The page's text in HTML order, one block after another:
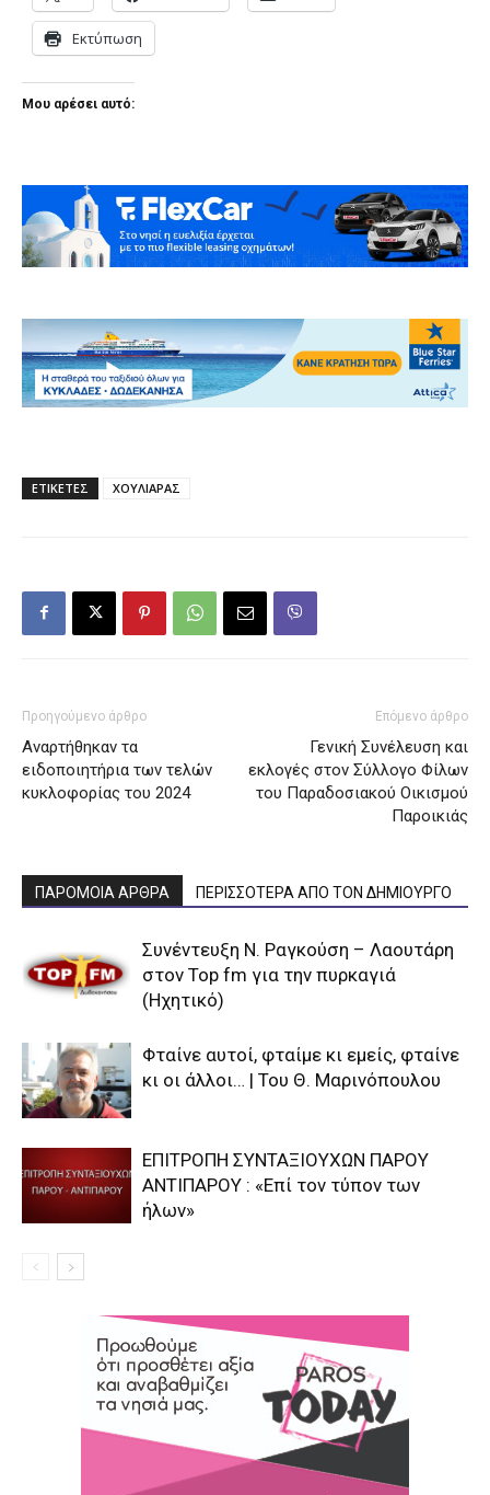
Εκτύπωση
Μου αρέσει αυτό:
ΕΤΙΚΕΤΕΣ ΧΟΥΛΙΑΡΑΣ
Προηγούμενο άρθρο
Αναρτήθηκαν τα
ειδοποιητήρια των τελών
κυκλοφορίας του 2024
Επόμενο άρθρο
Γενική Συνέλευση και
εκλογές στον Σύλλογο Φίλων
του Παραδοσιακού Οικισμού
Παροικιάς
ΠΑΡΟΜΟΙΑ ΑΡΘΡΑ ΠΕΡΙΣΣΟΤΕΡΑ ΑΠΟ ΤΟΝ ΔΗΜΙΟΥΡΓΟ
Συνέντευξη Ν. Ραγκούση – Λαουτάρη
στον Top fm για την πυρκαγιά
(Ηχητικό)
Φταίνε αυτοί, φταίμε κι εμείς, φταίνε
κι οι άλλοι… | Του Θ. Μαρινόπουλου
ΕΠΙΤΡΟΠΗ ΣΥΝΤΑΞΙΟΥΧΩΝ ΠΑΡΟΥ
ΑΝΤΙΠΑΡΟΥ : «Επί τον τύπον των
ήλων»